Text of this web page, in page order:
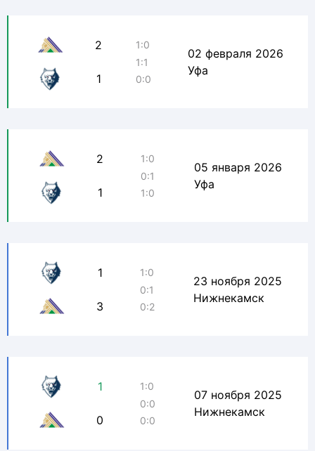
2
1
1:0
1:1
0:0
02 февраля 2026
Уфа
2
1
1:0
0:1
1:0
05 января 2026
Уфа
1
3
1:0
0:1
0:2
23 ноября 2025
Нижнекамск
1
0
1:0
0:0
0:0
07 ноября 2025
Нижнекамск